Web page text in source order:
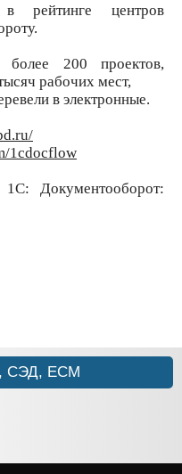
рейтинге центров
200 проектов,
рабочих мест,
в электронные.
1cdocflow
Документооборот:
СЭД, ECM